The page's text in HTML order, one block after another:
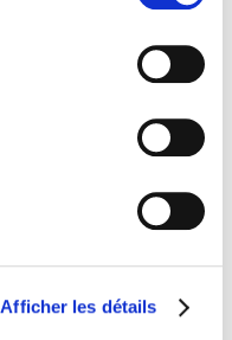
Afficher les détails